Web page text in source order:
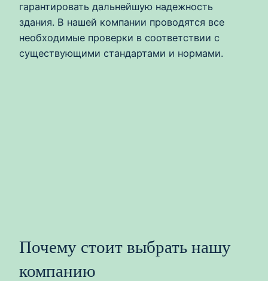
гарантировать дальнейшую надежность
здания. В нашей компании проводятся все
необходимые проверки в соответствии с
существующими стандартами и нормами.
Почему стоит выбрать нашу
компанию